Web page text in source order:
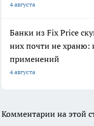
4 августа
Банки из Fix Price
них почти не храню:
применений
4 августа
Комментарии на этой